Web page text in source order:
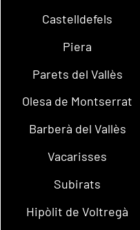
Castelldefels
Piera
Parets del Vallès
Olesa de Montserrat
Barberà del Vallès
Vacarisses
Subirats
Hipòlit de Voltregà